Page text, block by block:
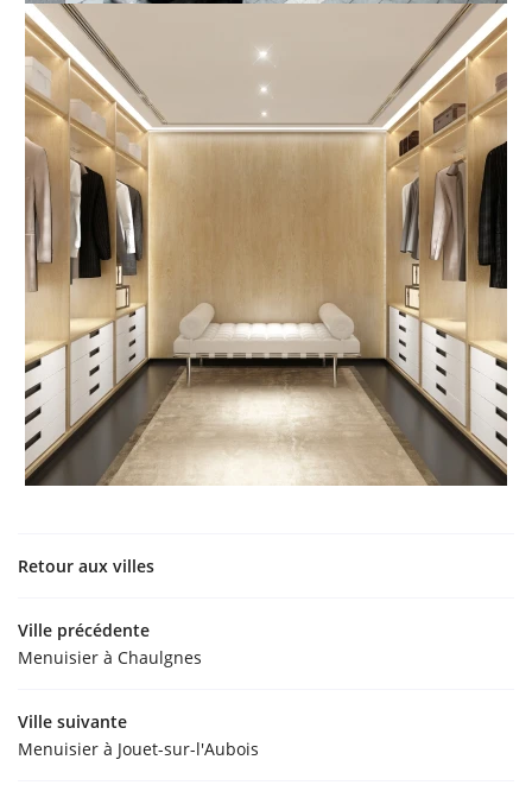
Retour aux villes
Ville précédente
Menuisier à Chaulgnes
Ville suivante
Menuisier à Jouet-sur-l'Aubois